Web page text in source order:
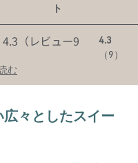
ト
4.3
（9）
む
々としたスイー